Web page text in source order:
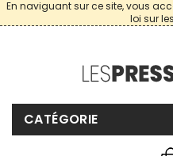
En naviguant sur ce site, vous
loi sur
CATÉGORIE